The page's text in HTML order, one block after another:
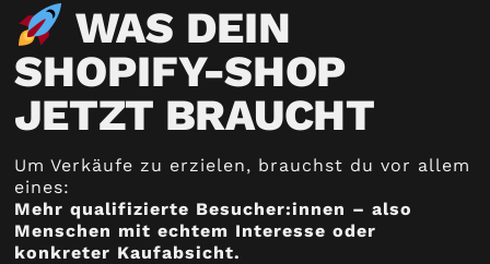
WAS DEIN
SHOPIFY-SHOP
JETZT BRAUCHT
Um Verkäufe zu erzielen, brauchst du vor allem
eines:
Mehr qualifizierte Besucher:innen – also
Menschen mit echtem Interesse oder
konkreter Kaufabsicht.